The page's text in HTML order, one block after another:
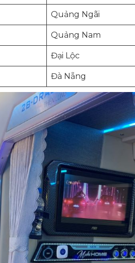
Quảng Ngãi
Quảng Nam
Đại Lộc
Đà Nẵng